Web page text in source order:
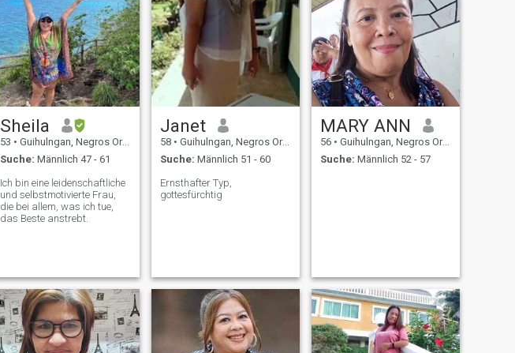
Sheila
53 • Guihulngan, Negros Oriental, Philippinen
Suche: Männlich 47 - 61
Ich bin eine leidenschaftliche
und selbstmotivierte Frau,
die bei allem, was ich tue,
das Beste anstrebt.
Janet
58 • Guihulngan, Negros Oriental, Philippinen
Suche: Männlich 51 - 60
Ernsthafter Typ,
gottesfürchtig
MARY ANN
56 • Guihulngan, Negros Oriental, Philippinen
Suche: Männlich 52 - 57